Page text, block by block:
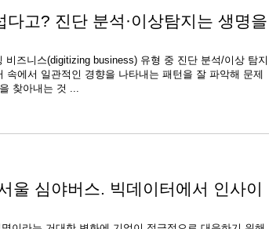
고? 진단 분석·이상탐지는 생명을
즈니스(digitizing business) 유형 중 진단 분석/이상 탐지
속에서 일관적인 경향을 나타내는 패턴을 잘 파악해 문제
찾아내는 것 ...
울 심야버스. 빅데이터에서 인사이